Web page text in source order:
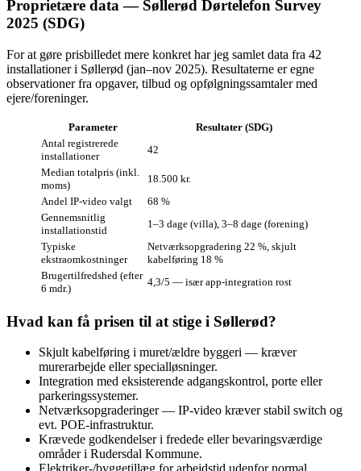
Proprietære data — Søllerød Dørtelefon Survey
2025 (SDG)
For at gøre prisbilledet mere konkret har jeg samlet data fra 42
installationer i Søllerød (jan–nov 2025). Resultaterne er egne
observationer fra opgaver, tilbud og opfølgningssamtaler med
ejere/foreninger.
Parameter
Resultater (SDG)
Antal registrerede
installationer
42
Median totalpris (inkl.
moms)
18.500 kr.
Andel IP-video valgt
68 %
Gennemsnitlig
installationstid
1–3 dage (villa), 3–8 dage (forening)
Typiske
ekstraomkostninger
Netværksopgradering 22 %, skjult
kabelføring 18 %
Brugertilfredshed (efter
6 mdr.)
4,3/5 — især app-integration rost
Hvad kan få prisen til at stige i Søllerød?
Skjult kabelføring i muret/ældre byggeri — kræver
murerarbejde eller specialløsninger.
Integration med eksisterende adgangskontrol, porte eller
parkeringssystemer.
Netværksopgraderinger — IP-video kræver stabil switch og
evt. POE-infrastruktur.
Krævede godkendelser i fredede eller bevaringsværdige
områder i Rudersdal Kommune.